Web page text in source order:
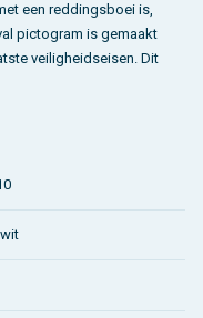
een reddingsboei is,
pictogram is gemaakt
veiligheidseisen. Dit